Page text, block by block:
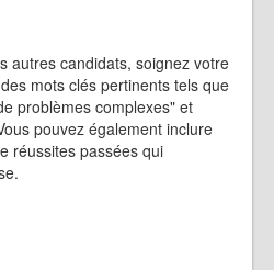
autres candidats, soignez votre
mots clés pertinents tels que
problèmes complexes" et
pouvez également inclure
réussites passées qui